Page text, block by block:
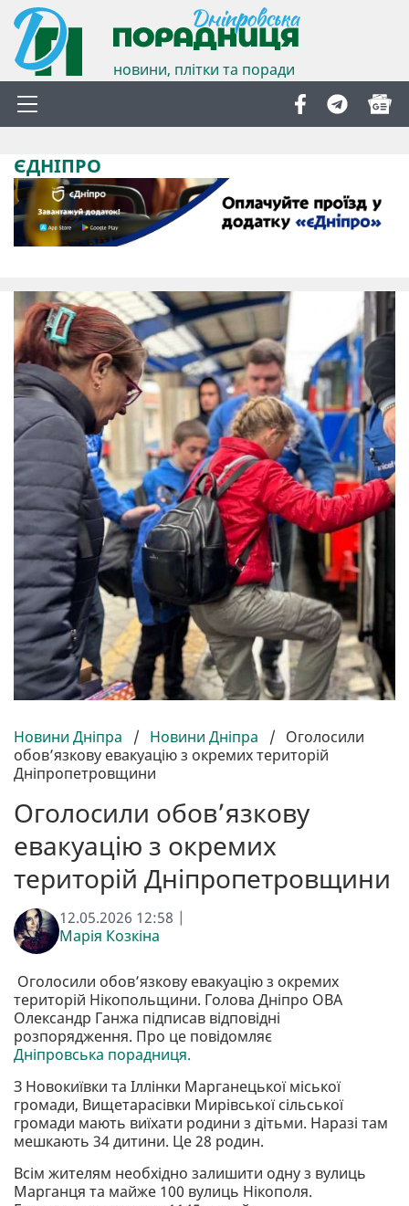
новини, плітки та поради
ЄДНІПРО
Новини Дніпра / Новини Дніпра / Оголосили
обов’язкову евакуацію з окремих територій
Дніпропетровщини
Оголосили обов’язкову
евакуацію з окремих
територій Дніпропетровщини
12.05.2026 12:58 |
Марія Козкіна
Оголосили обов’язкову евакуацію з окремих
територій Нікопольщини. Голова Дніпро ОВА
Олександр Ганжа підписав відповідні
розпорядження. Про це повідомляє
Дніпровська порадниця.
З Новокиївки та Іллінки Марганецької міської
громади, Вищетарасівки Мирівської сільської
громади мають виїхати родини з дітьми. Наразі там
мешкають 34 дитини. Це 28 родин.
Всім жителям необхідно залишити одну з вулиць
Марганця та майже 100 вулиць Нікополя.